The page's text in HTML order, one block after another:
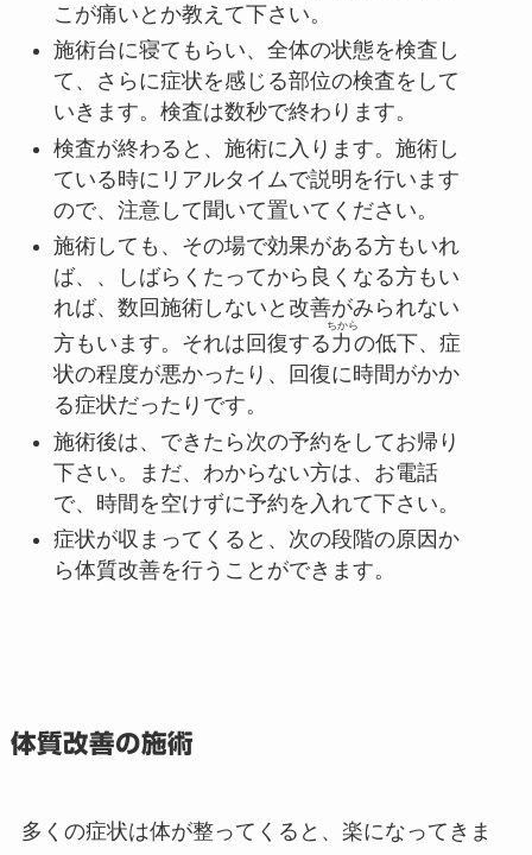
こが痛いとか教えて下さい。
施術台に寝てもらい、全体の状態を検査し
て、さらに症状を感じる部位の検査をして
いきます。検査は数秒で終わります。
検査が終わると、施術に入ります。施術し
ている時にリアルタイムで説明を行います
ので、注意して聞いて置いてください。
施術しても、その場で効果がある方もいれ
ば、、しばらくたってから良くなる方もい
れば、数回施術しないと改善がみられない
方もいます。それは回復する力
ちから
の低下、症
状の程度が悪かったり、回復に時間がかか
る症状だったりです。
施術後は、できたら次の予約をしてお帰り
下さい。まだ、わからない方は、お電話
で、時間を空けずに予約を入れて下さい。
症状が収まってくると、次の段階の原因か
ら体質改善を行うことができます。
体質改善の施術
多くの症状は体が整ってくると、楽になってきま